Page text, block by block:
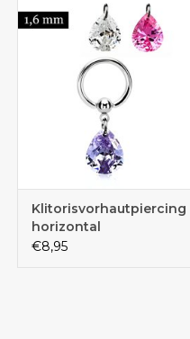
3 Farben wählbar
Klitorisvorhautpiercing
horizontal
€8,95